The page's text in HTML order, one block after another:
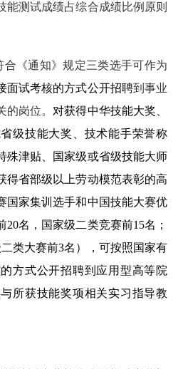
能测试成绩占综合成绩比例原则
合《通知》规定三类选手可作为
面试考核的方式公开招聘到事业
岗位。 对获得中华技能大奖、
级技能大奖、技术能手荣誉称
殊津贴、国家级或省级技能大师
得省部级以上劳动模范表彰的高
国家集训选手和中 国技能大赛优
20名 ， 国家级二类竞赛前1 5名 ；
二类大赛前3名 ）， 可按照国家有
的方式公开招聘到应用型高等院
所获技能奖项相关实习指导教